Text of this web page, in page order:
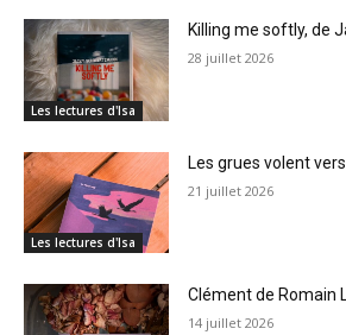
Les lectures d'Isa
Killing me softly, de
28 juillet 2026
Les lectures d'Isa
Les grues volent
21 juillet 2026
Clément de Romain
14 juillet 2026